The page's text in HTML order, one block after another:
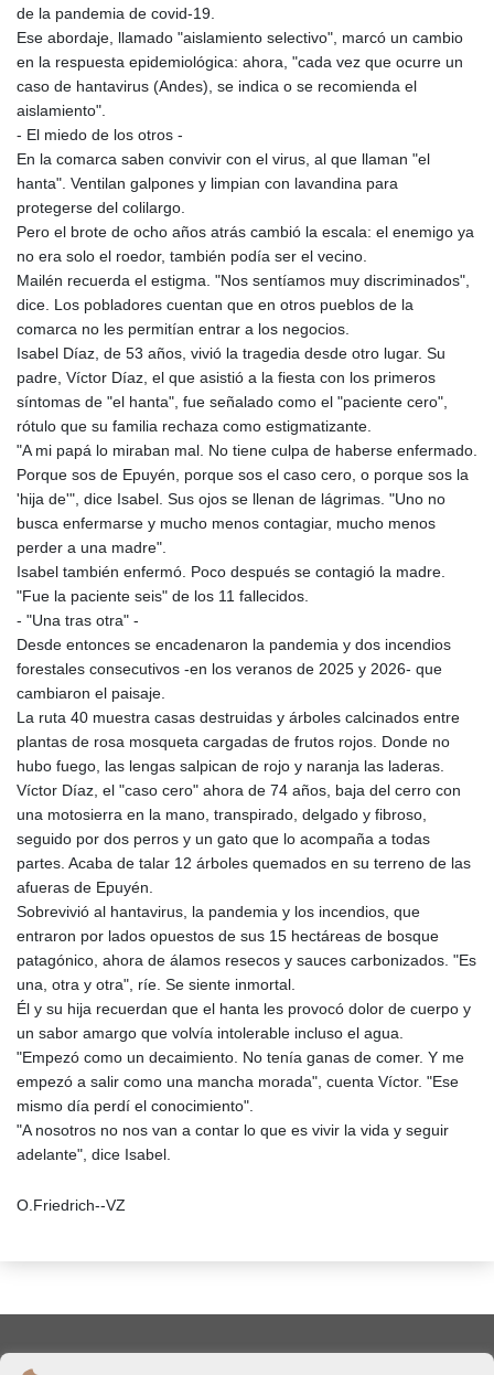
de la pandemia de covid-19.
Ese abordaje, llamado "aislamiento selectivo", marcó un cambio
en la respuesta epidemiológica: ahora, "cada vez que ocurre un
caso de hantavirus (Andes), se indica o se recomienda el
aislamiento".
- El miedo de los otros -
En la comarca saben convivir con el virus, al que llaman "el
hanta". Ventilan galpones y limpian con lavandina para
protegerse del colilargo.
Pero el brote de ocho años atrás cambió la escala: el enemigo ya
no era solo el roedor, también podía ser el vecino.
Mailén recuerda el estigma. "Nos sentíamos muy discriminados",
dice. Los pobladores cuentan que en otros pueblos de la
comarca no les permitían entrar a los negocios.
Isabel Díaz, de 53 años, vivió la tragedia desde otro lugar. Su
padre, Víctor Díaz, el que asistió a la fiesta con los primeros
síntomas de "el hanta", fue señalado como el "paciente cero",
rótulo que su familia rechaza como estigmatizante.
"A mi papá lo miraban mal. No tiene culpa de haberse enfermado.
Porque sos de Epuyén, porque sos el caso cero, o porque sos la
'hija de'", dice Isabel. Sus ojos se llenan de lágrimas. "Uno no
busca enfermarse y mucho menos contagiar, mucho menos
perder a una madre".
Isabel también enfermó. Poco después se contagió la madre.
"Fue la paciente seis" de los 11 fallecidos.
- "Una tras otra" -
Desde entonces se encadenaron la pandemia y dos incendios
forestales consecutivos -en los veranos de 2025 y 2026- que
cambiaron el paisaje.
La ruta 40 muestra casas destruidas y árboles calcinados entre
plantas de rosa mosqueta cargadas de frutos rojos. Donde no
hubo fuego, las lengas salpican de rojo y naranja las laderas.
Víctor Díaz, el "caso cero" ahora de 74 años, baja del cerro con
una motosierra en la mano, transpirado, delgado y fibroso,
seguido por dos perros y un gato que lo acompaña a todas
partes. Acaba de talar 12 árboles quemados en su terreno de las
afueras de Epuyén.
Sobrevivió al hantavirus, la pandemia y los incendios, que
entraron por lados opuestos de sus 15 hectáreas de bosque
patagónico, ahora de álamos resecos y sauces carbonizados. "Es
una, otra y otra", ríe. Se siente inmortal.
Él y su hija recuerdan que el hanta les provocó dolor de cuerpo y
un sabor amargo que volvía intolerable incluso el agua.
"Empezó como un decaimiento. No tenía ganas de comer. Y me
empezó a salir como una mancha morada", cuenta Víctor. "Ese
mismo día perdí el conocimiento".
"A nosotros no nos van a contar lo que es vivir la vida y seguir
adelante", dice Isabel.
O.Friedrich--VZ